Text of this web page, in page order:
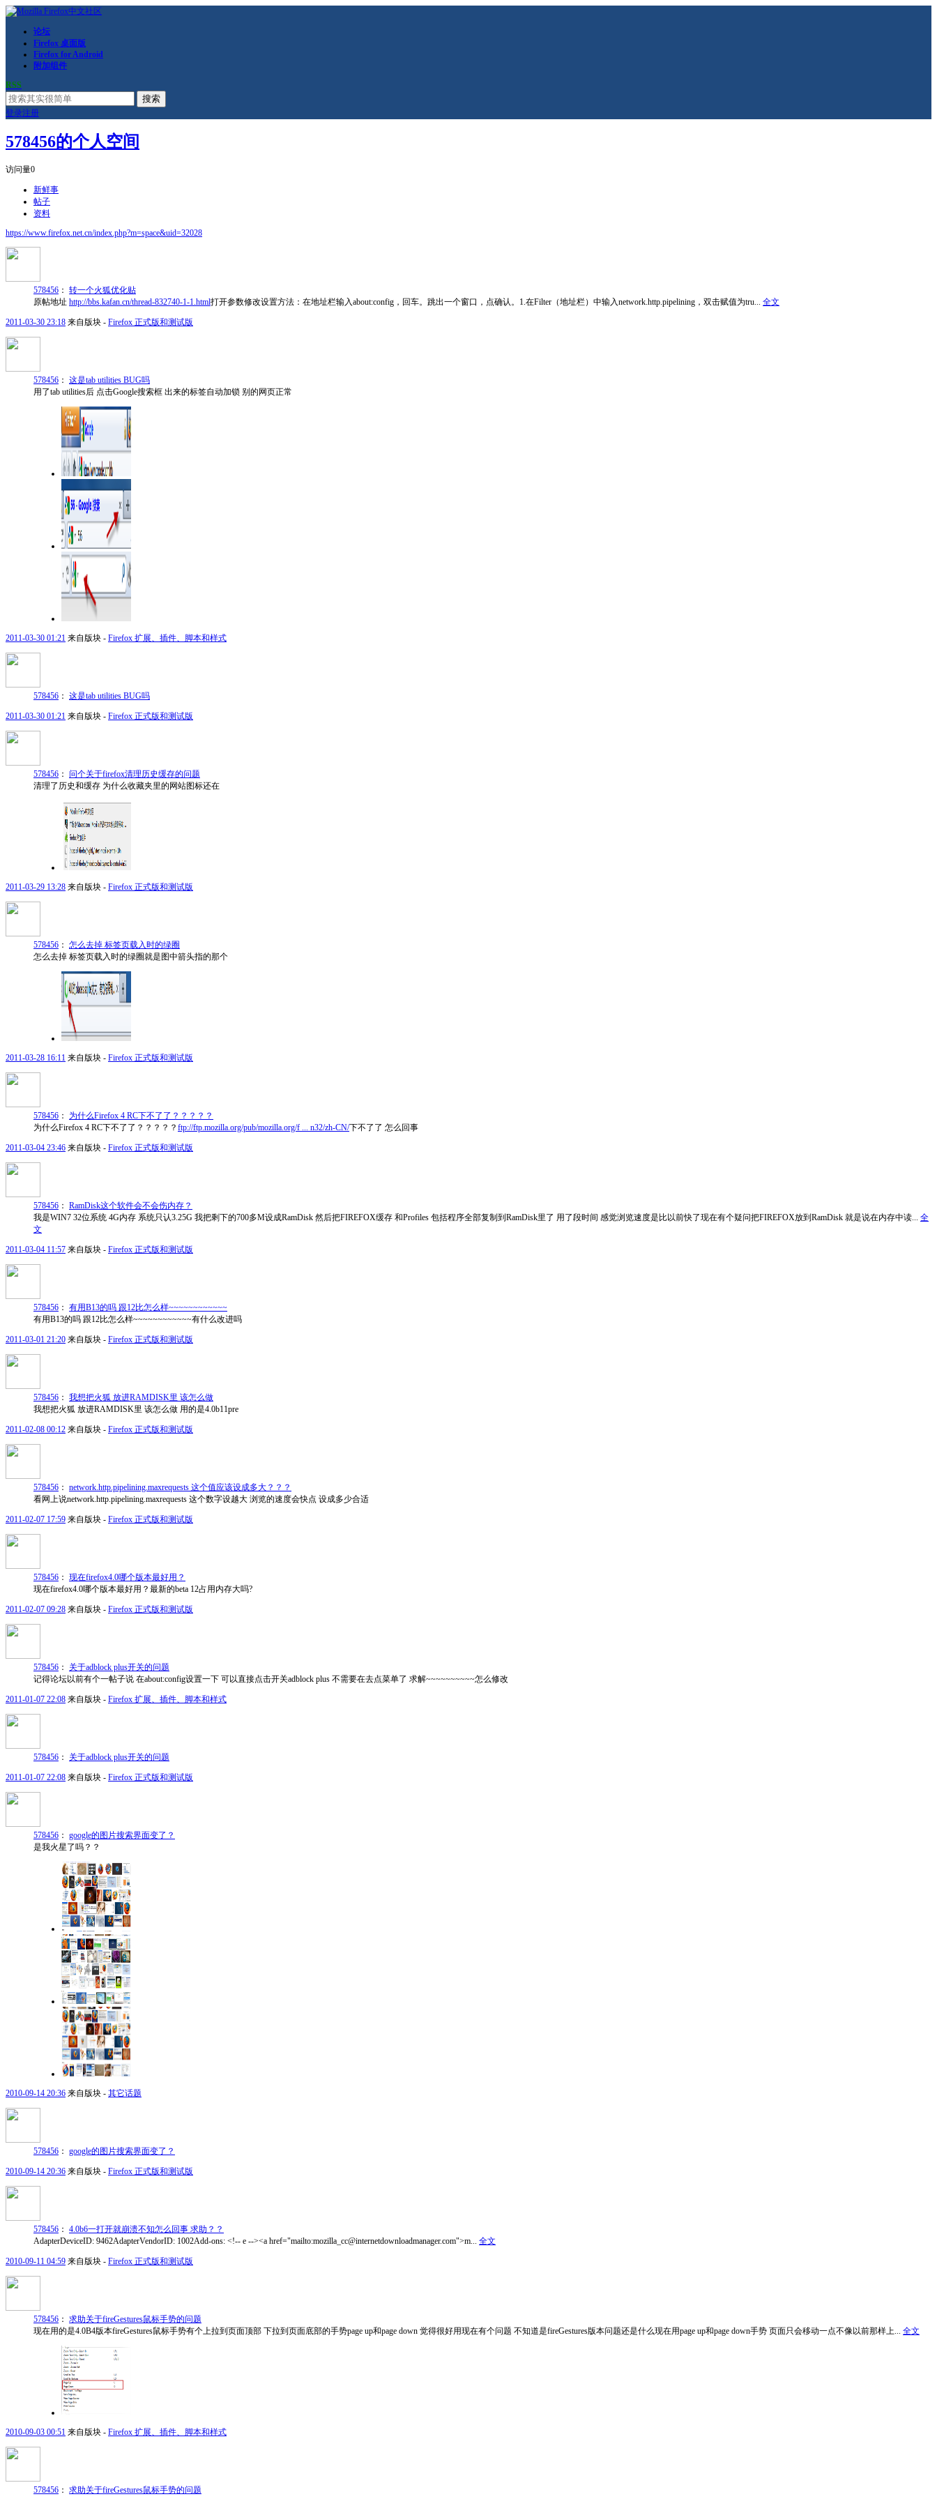
论坛
Firefox 桌面版
Firefox for Android
附加组件
RSS
搜索
登录注册
578456的个人空间
访问量0
新鲜事
帖子
资料
https://www.firefox.net.cn/index.php?m=space&uid=32028
578456 ： 转一个火狐优化贴
原帖地址 http://bbs.kafan.cn/thread-832740-1-1.html打开参数修改设置方法：在地址栏输入about:config，回车。跳出一个窗口，点确认。1.在Filter（地址栏）中输入network.http.pipelining，双击赋值为tru... 全文
2011-03-30 23:18 来自版块 - Firefox 正式版和测试版
578456 ： 这是tab utilities BUG吗
用了tab utilities后 点击Google搜索框 出来的标签自动加锁 别的网页正常
2011-03-30 01:21 来自版块 - Firefox 扩展、插件、脚本和样式
578456 ： 这是tab utilities BUG吗
2011-03-30 01:21 来自版块 - Firefox 正式版和测试版
578456 ： 问个关于firefox清理历史缓存的问题
清理了历史和缓存 为什么收藏夹里的网站图标还在
2011-03-29 13:28 来自版块 - Firefox 正式版和测试版
578456 ： 怎么去掉 标签页载入时的绿圈
怎么去掉 标签页载入时的绿圈就是图中箭头指的那个
2011-03-28 16:11 来自版块 - Firefox 正式版和测试版
578456 ： 为什么Firefox 4 RC下不了了？？？？？
为什么Firefox 4 RC下不了了？？？？？ ftp://ftp.mozilla.org/pub/mozilla.org/f ... n32/zh-CN/下不了了 怎么回事
2011-03-04 23:46 来自版块 - Firefox 正式版和测试版
578456 ： RamDisk这个软件会不会伤内存？
我是WIN7 32位系统 4G内存 系统只认3.25G 我把剩下的700多M设成RamDisk 然后把FIREFOX缓存 和Profiles 包括程序全部复制到RamDisk里了 用了段时间 感觉浏览速度是比以前快了现在有个疑问把FIREFOX放到RamDisk 就是说在内存中读... 全
文
2011-03-04 11:57 来自版块 - Firefox 正式版和测试版
578456 ： 有用B13的吗 跟12比怎么样~~~~~~~~~~~~
有用B13的吗 跟12比怎么样~~~~~~~~~~~~有什么改进吗
2011-03-01 21:20 来自版块 - Firefox 正式版和测试版
578456 ： 我想把火狐 放进RAMDISK里 该怎么做
我想把火狐 放进RAMDISK里 该怎么做 用的是4.0b11pre
2011-02-08 00:12 来自版块 - Firefox 正式版和测试版
578456 ： network.http.pipelining.maxrequests 这个值应该设成多大？？？
看网上说network.http.pipelining.maxrequests 这个数字设越大 浏览的速度会快点 设成多少合适
2011-02-07 17:59 来自版块 - Firefox 正式版和测试版
578456 ： 现在firefox4.0哪个版本最好用？
现在firefox4.0哪个版本最好用？最新的beta 12占用内存大吗?
2011-02-07 09:28 来自版块 - Firefox 正式版和测试版
578456 ： 关于adblock plus开关的问题
记得论坛以前有个一帖子说 在about:config设置一下 可以直接点击开关adblock plus 不需要在去点菜单了 求解~~~~~~~~~~怎么修改
2011-01-07 22:08 来自版块 - Firefox 扩展、插件、脚本和样式
578456 ： 关于adblock plus开关的问题
2011-01-07 22:08 来自版块 - Firefox 正式版和测试版
578456 ： google的图片搜索界面变了？
是我火星了吗？？
2010-09-14 20:36 来自版块 - 其它话题
578456 ： google的图片搜索界面变了？
2010-09-14 20:36 来自版块 - Firefox 正式版和测试版
578456 ： 4.0b6一打开就崩溃不知怎么回事 求助？？
AdapterDeviceID: 9462AdapterVendorID: 1002Add-ons: <!-- e --><a href="mailto:mozilla_cc@internetdownloadmanager.com">m... 全文
2010-09-11 04:59 来自版块 - Firefox 正式版和测试版
578456 ： 求助关于fireGestures鼠标手势的问题
现在用的是4.0B4版本fireGestures鼠标手势有个上拉到页面顶部 下拉到页面底部的手势page up和page down 觉得很好用现在有个问题 不知道是fireGestures版本问题还是什么现在用page up和page down手势 页面只会移动一点不像以前那样上... 全文
2010-09-03 00:51 来自版块 - Firefox 扩展、插件、脚本和样式
578456 ： 求助关于fireGestures鼠标手势的问题